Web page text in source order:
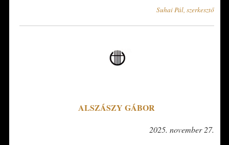
Suhai Pál, szerkesztő
ALSZÁSZY GÁBOR
2025. november 27.